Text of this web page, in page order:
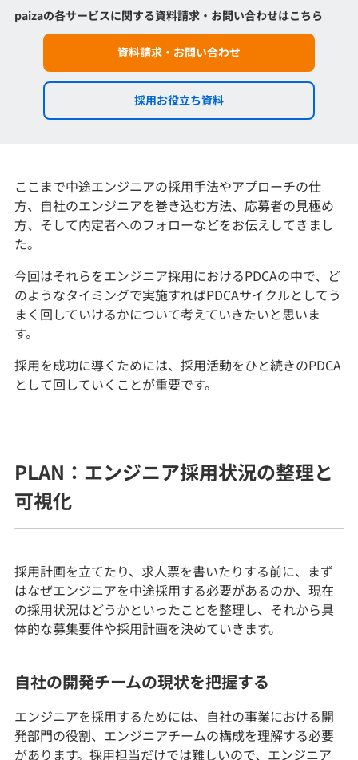
就活成功ガイド
リファレンス
プラン
個人向けプラン
学校向けプラン
契約内容・クーポン
paiza times
note
ここまで中途エンジニアの採用手法やアプローチの仕
方、自社のエンジニアを巻き込む方法、応募者の見極め
方、そして内定者へのフォローなどをお伝えしてきまし
た。
今回はそれらをエンジニア採用におけるPDCAの中で、ど
のようなタイミングで実施すればPDCAサイクルとしてう
まく回していけるかについて考えていきたいと思いま
す。
採用を成功に導くためには、採用活動をひと続きのPDCA
として回していくことが重要です。
PLAN：エンジニア採用状況の整理と
可視化
採用計画を立てたり、求人票を書いたりする前に、まず
はなぜエンジニアを中途採用する必要があるのか、現在
の採用状況はどうかといったことを整理し、それから具
体的な募集要件や採用計画を決めていきます。
自社の開発チームの現状を把握する
エンジニアを採用するためには、自社の事業における開
発部門の役割、エンジニアチームの構成を理解する必要
があります。採用担当だけでは難しいので、エンジニア
paizaの各サービスに関する資料請求・お問い合わせはこちら
採用お役立ち資料
資料請求・お問い合わせ